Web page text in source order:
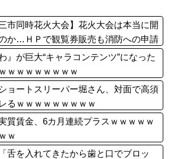
市同時花火大会】花火大会は本当に開
か…ＨＰで観覧券販売も消防への申請
治体は「関与してない」と声明
』が巨大“キャラコンテンツ”になった
ｗｗｗｗｗｗｗｗ
ショートスリーパー堀さん、対面で高須
るｗｗｗｗｗｗｗｗｗ
質賃金、6カ月連続プラスｗｗｗｗｗ
ｗ
舌を入れてきたから歯と口でブロッ